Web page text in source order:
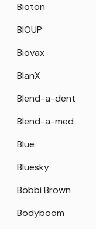
Bioton
BIOUP
Biovax
BlanX
Blend-a-dent
Blend-a-med
Blue
Bluesky
Bobbi Brown
Bodyboom